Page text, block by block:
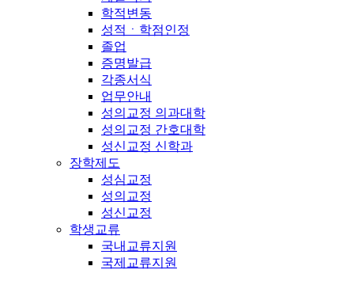
학적변동
성적ㆍ학점인정
졸업
증명발급
각종서식
업무안내
성의교정 의과대학
성의교정 간호대학
성신교정 신학과
장학제도
성심교정
성의교정
성신교정
학생교류
국내교류지원
국제교류지원